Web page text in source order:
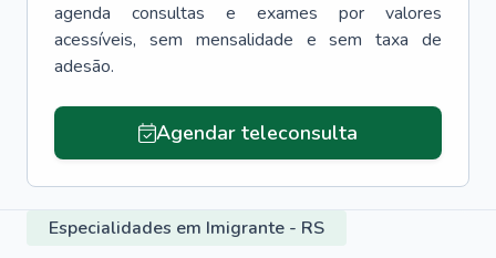
agenda consultas e exames por valores
acessíveis, sem mensalidade e sem taxa de
adesão.
Agendar teleconsulta
Especialidades em Imigrante - RS